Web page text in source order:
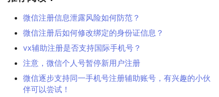
微信注册信息泄露风险如何防范？
微信注册后如何修改绑定的身份证信息？
vx辅助注册是否支持国际手机号？
注意，微信个人号暂停新用户注册
微信逐步支持同一手机号注册辅助账号，有兴趣的小伙
伴可以尝试！